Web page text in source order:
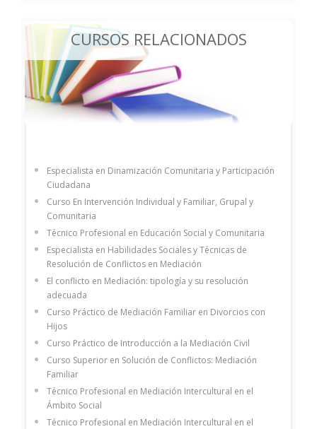
CURSOS RELACIONADOS
Especialista en Dinamización Comunitaria y Participación
Ciudadana
Curso En Intervención Individual y Familiar, Grupal y
Comunitaria
Técnico Profesional en Educación Social y Comunitaria
Especialista en Habilidades Sociales y Técnicas de
Resolución de Conflictos en Mediación
El conflicto en Mediación: tipología y su resolución
adecuada
Curso Práctico de Mediación Familiar en Divorcios con
Hijos
Curso Práctico de Introducción a la Mediación Civil
Curso Superior en Solución de Conflictos: Mediación
Familiar
Técnico Profesional en Mediación Intercultural en el
Ámbito Social
Técnico Profesional en Mediación Intercultural en el